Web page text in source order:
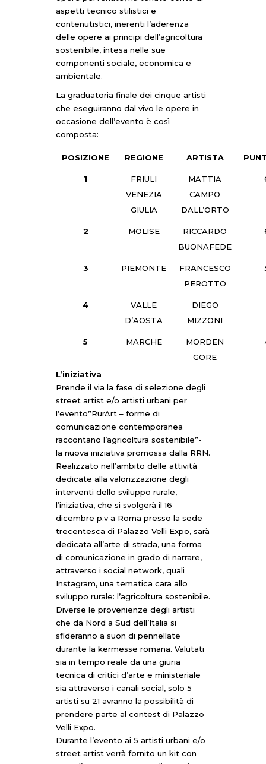
aspetti tecnico stilistici e
contenutistici, inerenti l’aderenza
delle opere ai principi dell’agricoltura
sostenibile, intesa nelle sue
componenti sociale, economica e
ambientale.
La graduatoria finale dei cinque artisti
che eseguiranno dal vivo le opere in
occasione dell’evento è così
composta:
POSIZIONE REGIONE ARTISTA
1
FRIULI
VENEZIA
GIULIA
MATTIA
CAMPO
DALL’ORTO
2 MOLISE
RICCARDO
BUONAFEDE
3 PIEMONTE
FRANCESCO
PEROTTO
4
VALLE
D’AOSTA
DIEGO
MIZZONI
5 MARCHE
MORDEN
GORE
L’iniziativa
Prende il via la fase di selezione degli
street artist e/o artisti urbani per
l’evento”RurArt – forme di
comunicazione contemporanea
raccontano l’agricoltura sostenibile”-
la nuova iniziativa promossa dalla RRN.
Realizzato nell’ambito delle attività
dedicate alla valorizzazione degli
interventi dello sviluppo rurale,
l’iniziativa, che si svolgerà il 16
dicembre p.v a Roma presso la sede
trecentesca di Palazzo Velli Expo, sarà
dedicata all’arte di strada, una forma
di comunicazione in grado di narrare,
attraverso i social network, quali
Instagram, una tematica cara allo
sviluppo rurale: l’agricoltura sostenibile.
Diverse le provenienze degli artisti
che da Nord a Sud dell’Italia si
sfideranno a suon di pennellate
durante la kermesse romana. Valutati
sia in tempo reale da una giuria
tecnica di critici d’arte e ministeriale
sia attraverso i canali social, solo 5
artisti su 21 avranno la possibilità di
prendere parte al contest di Palazzo
Velli Expo.
Durante l’evento ai 5 artisti urbani e/o
street artist verrà fornito un kit con